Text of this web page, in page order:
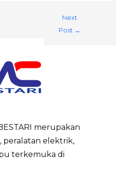
Next
Post →
merupakan
elektrik,
terkemuka di